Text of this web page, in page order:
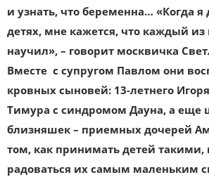
и узнать, что беременна… «Когда
детях, мне кажется, что каждый
научил», – говорит москвичка
Вместе с супругом Павлом они
кровных сыновей: 13-летнего
Тимура с синдромом Дауна, а еще
близняшек – приемных дочерей
том, как принимать детей такими,
радоваться их самым маленьким